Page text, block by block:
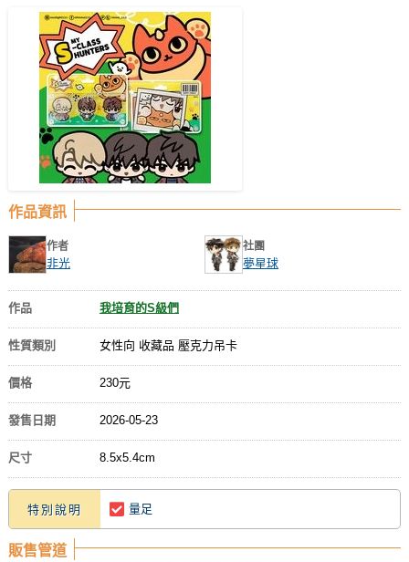
註冊會員
登入
作品資訊
作者
非光
社團
夢星球
作品 我培育的S級們
性質類別 女性向 收藏品 壓克力吊卡
價格 230元
發售日期 2026-05-23
尺寸 8.5x5.4cm
特別說明 量足
販售管道